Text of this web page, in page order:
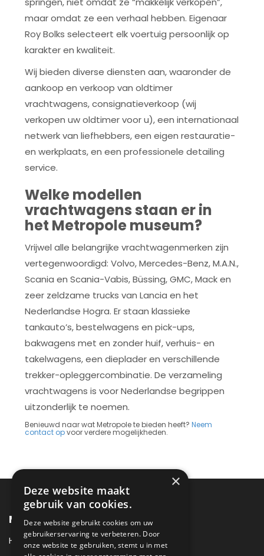
maar omdat ze een verhaal hebben. Eigenaar
Roy Bolks selecteert elk voertuig persoonlijk op
karakter en kwaliteit.
Wij bieden diverse diensten aan, waaronder de
aankoop en verkoop van oldtimer
vrachtwagens, consignatieverkoop (wij
verkopen uw oldtimer voor u), een internationaal
netwerk van liefhebbers, een eigen restauratie-
en werkplaats, en een professionele detailing
service.
Welke modellen
vrachtwagens staan er in
het Metropole museum?
Vrijwel alle belangrijke vrachtwagenmerken zijn
vertegenwoordigd: Volvo, Mercedes-Benz, M.A.N.,
Scania en Scania-Vabis, Büssing, GMC, Mack en
zeer zeldzame trucks van Lancia en het
Nederlandse Hogra. Er staan klassieke
tankauto’s, bestelwagens en pick-ups,
bakwagens met en zonder huif, verhuis- en
takelwagens, een dieplader en verschillende
trekker-opleggercombinatie. De verzameling
vrachtwagens is voor Nederlandse begrippen
uitzonderlijk te noemen.
Benieuwd naar wat Metropole te bieden heeft?Neem
contact opvoor verdere mogelijkheden.
METROPOLE SALES
HOME
×
Deze website maakt
gebruik van cookies.
Deze website gebruikt cookies om uw
gebruikerservaring te verbeteren. Door
onze website te gebruiken, stemt u in met